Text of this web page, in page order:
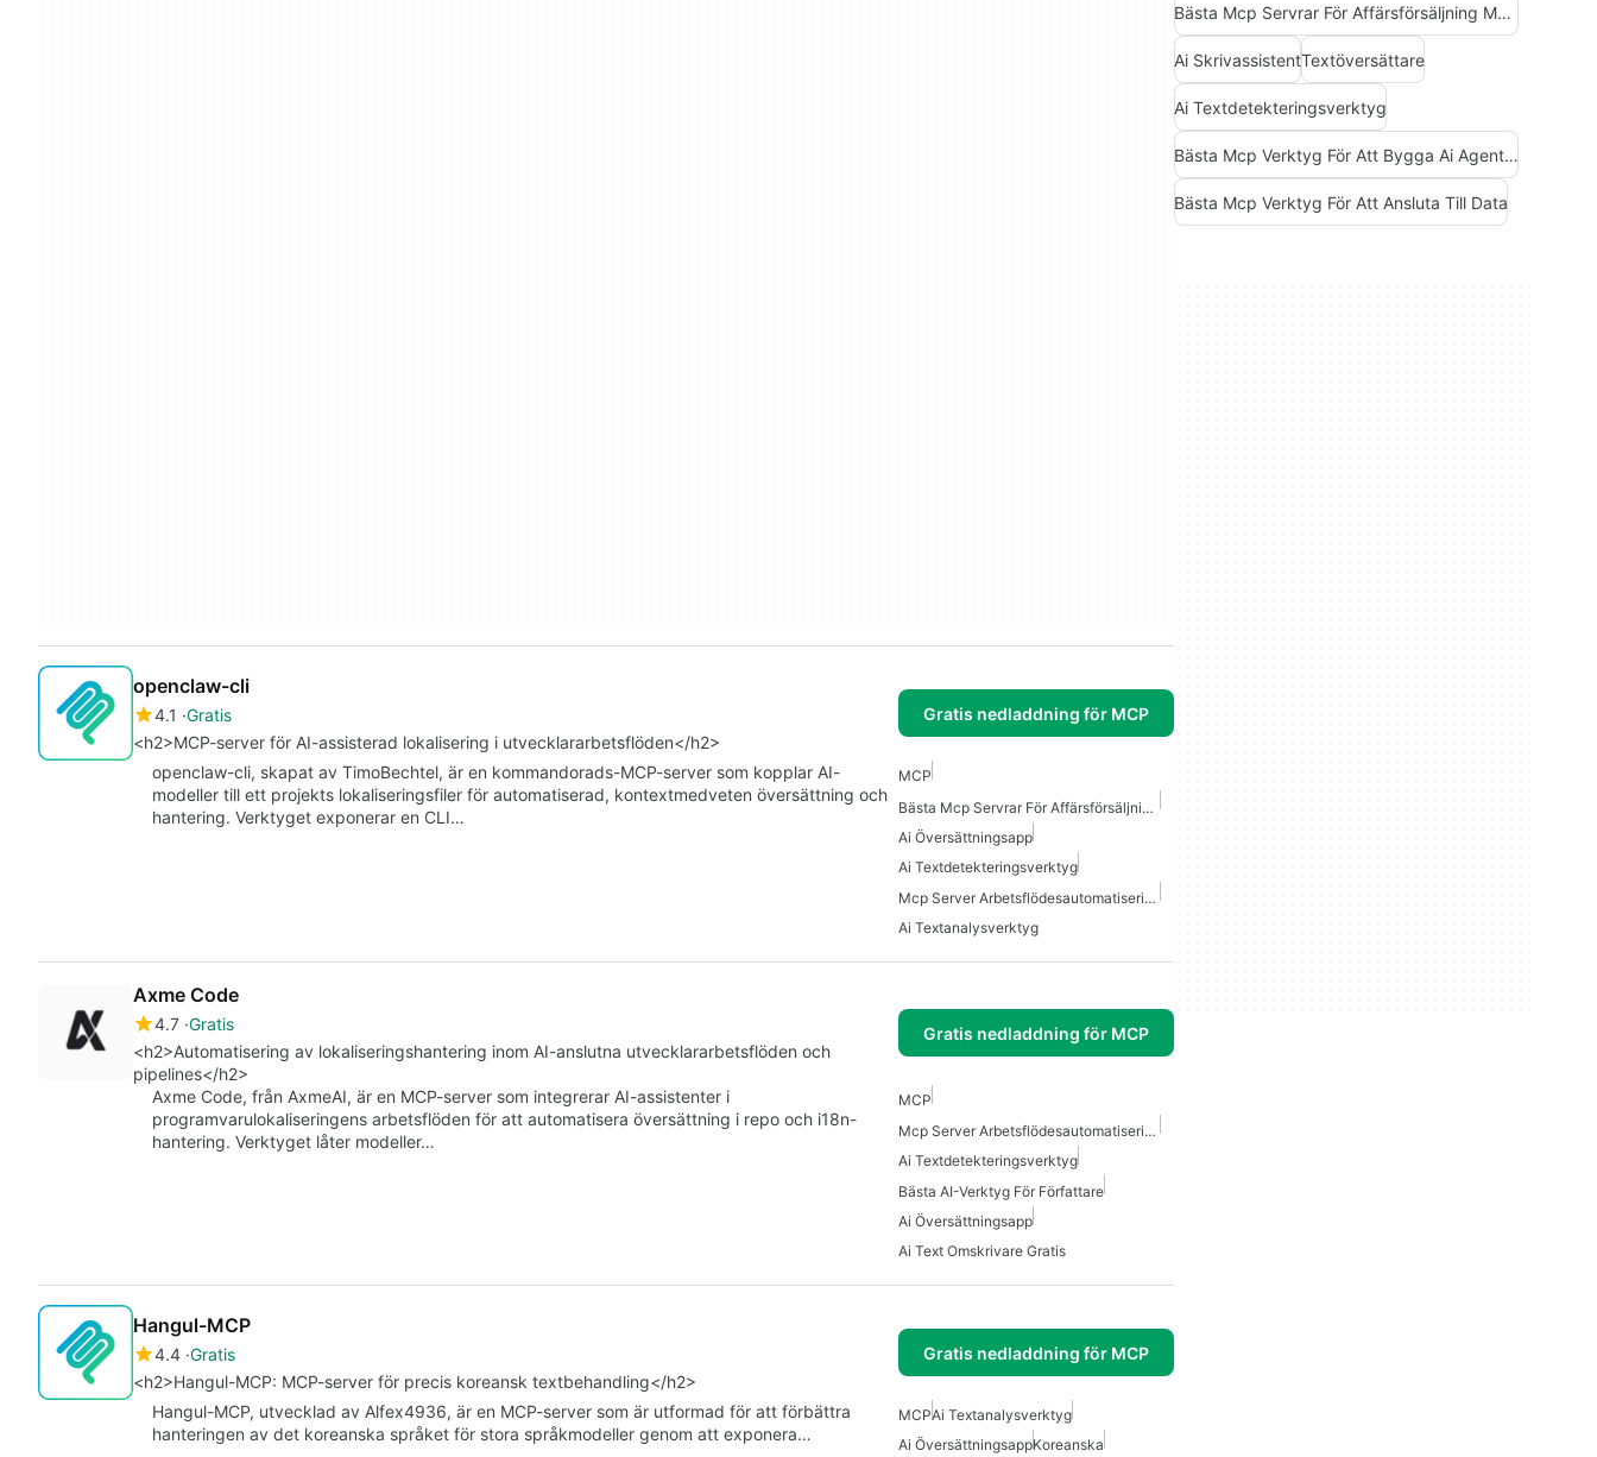
openclaw-cli
4.1 Gratis
<h2>MCP-server för AI-assisterad lokalisering i utvecklararbetsflöden</h2>
Gratis nedladdning för MCP
openclaw-cli, skapat av TimoBechtel, är en kommandorads-MCP-server som kopplar AI-
modeller till ett projekts lokaliseringsfiler för automatiserad, kontextmedveten översättning och
hantering. Verktyget exponerar en CLI…
MCP
Bästa Mcp Servrar För Affärsförsäljning Marknadsföring
Ai Översättningsapp
Ai Textdetekteringsverktyg
Mcp Server Arbetsflödesautomatisering
Ai Textanalysverktyg
Axme Code
4.7 Gratis
<h2>Automatisering av lokaliseringshantering inom AI-anslutna utvecklararbetsflöden och
pipelines</h2>
Gratis nedladdning för MCP
Axme Code, från AxmeAI, är en MCP-server som integrerar AI-assistenter i
programvarulokaliseringens arbetsflöden för att automatisera översättning i repo och i18n-
hantering. Verktyget låter modeller…
MCP
Mcp Server Arbetsflödesautomatisering
Ai Textdetekteringsverktyg
Bästa AI-Verktyg För Författare
Ai Översättningsapp
Ai Text Omskrivare Gratis
Hangul-MCP
4.4 Gratis
<h2>Hangul-MCP: MCP-server för precis koreansk textbehandling</h2>
Gratis nedladdning för MCP
Hangul-MCP, utvecklad av Alfex4936, är en MCP-server som är utformad för att förbättra
hanteringen av det koreanska språket för stora språkmodeller genom att exponera…
MCPAi Textanalysverktyg
Ai ÖversättningsappKoreanska
Bästa Mcp Servrar För Affärsförsäljning Marknadsföring
Ai SkrivassistentTextöversättare
Ai Textdetekteringsverktyg
Bästa Mcp Verktyg För Att Bygga Ai Agenter
Bästa Mcp Verktyg För Att Ansluta Till Data